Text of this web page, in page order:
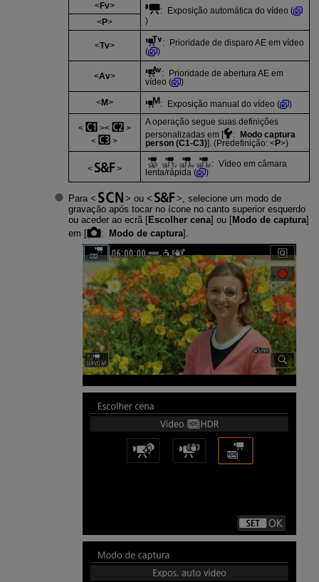
Fv
: Exposição automática do vídeo (
)
P
Tv
: Prioridade de disparo AE em vídeo
(
)
Av
: Prioridade de abertura AE em
vídeo (
)
M : Exposição manual do vídeo ( )
A operação segue suas definições
personalizadas em [
:
Modo captura
person (C1-C3)]. (Predefinição: P )
: Vídeo em câmara
lenta/rápida (
)
Para ou
, selecione um modo de
gravação após tocar no ícone no canto superior esquerdo
ou aceder ao ecrã [Escolher cena] ou [Modo de captura]
em [
: Modo de captura].